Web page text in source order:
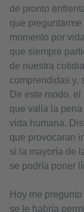
de pronto
que
momento por
que siempre
de nuestra
comprendidas y,
De este modo,
que valía la
vida humana.
que provocaran
si la mayoría de
se podría poner
Hoy me
se le habría